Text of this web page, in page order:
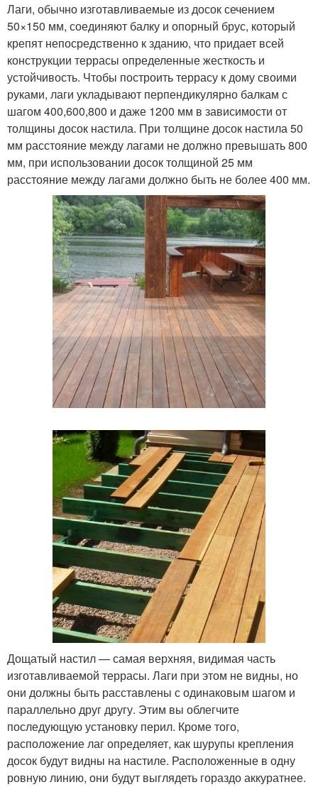
Лаги, обычно изготавливаемые из досок сечением
50×150 мм, соединяют балку и опорный брус, который
крепят непосредственно к зданию, что придает всей
конструкции террасы определенные жесткость и
устойчивость. Чтобы построить террасу к дому своими
руками, лаги укладывают перпендикулярно балкам с
шагом 400,600,800 и даже 1200 мм в зависимости от
толщины досок настила. При толщине досок настила 50
мм расстояние между лагами не должно превышать 800
мм, при использовании досок толщиной 25 мм
расстояние между лагами должно быть не более 400 мм.
Дощатый настил — самая верхняя, видимая часть
изготавливаемой террасы. Лаги при этом не видны, но
они должны быть расставлены с одинаковым шагом и
параллельно друг другу. Этим вы облегчите
последующую установку перил. Кроме того,
расположение лаг определяет, как шурупы крепления
досок будут видны на настиле. Расположенные в одну
ровную линию, они будут выглядеть гораздо аккуратнее.